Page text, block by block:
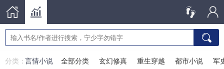
分类： 全部分类 玄幻修真 重生穿越 都市小说 军
言情小说